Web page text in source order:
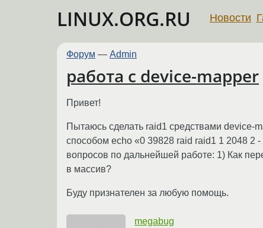
LINUX.ORG.RU Новости
Форум — Admin
работа с device-mapper
Привет!
Пытаюсь сделать raid1 средствами device-
способом echo «0 39828 raid raid1 1 2048 2
вопросов по дальнейшей работе: 1) Как
в массив?
Буду признателен за любую помощь.
megabug